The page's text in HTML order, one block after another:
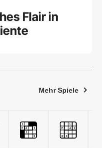
Flair in
Mehr Spiele